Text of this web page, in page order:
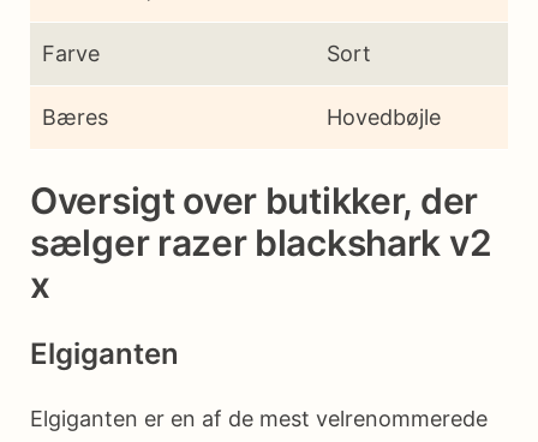
Farve Sort
Bæres Hovedbøjle
Oversigt over butikker, der
sælger razer blackshark v2
x
Elgiganten
Elgiganten er en af de mest velrenommerede